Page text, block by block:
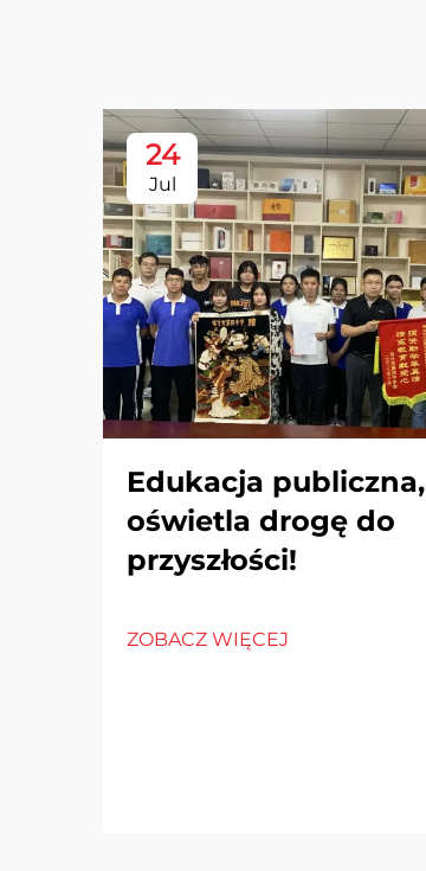
24
Jul
Edukacja publiczna,
oświetla drogę do
przyszłości!
ZOBACZ WIĘCEJ